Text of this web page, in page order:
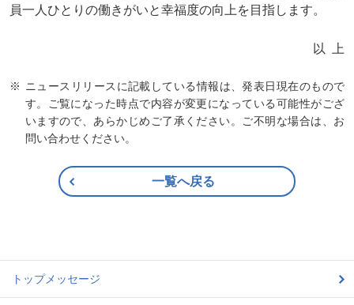
員一人ひとりの働きがいと幸福度の向上を目指します。
以上
ニュースリリースに記載している情報は、発表日現在のもので
す。ご覧になった時点で内容が変更になっている可能性がござ
いますので、あらかじめご了承ください。ご不明な場合は、お
問い合わせください。
一覧へ戻る
トップメッセージ